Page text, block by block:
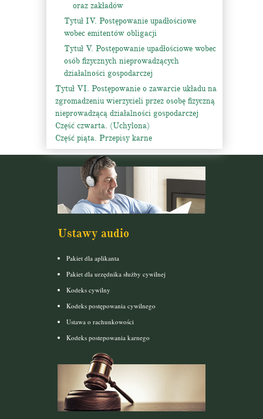
oraz zakładów
Tytuł IV. Postępowanie upadłościowe
wobec emitentów obligacji
Tytuł V. Postępowanie upadłościowe wobec
osób fizycznych nieprowadzących
działalności gospodarczej
Tytuł VI. Postępowanie o zawarcie układu na
zgromadzeniu wierzycieli przez osobę fizyczną
nieprowadzącą działalności gospodarczej
Część czwarta. (Uchylona)
Część piąta. Przepisy karne
Ustawy audio
Pakiet dla aplikanta
Pakiet dla urzędnika służby cywilnej
Kodeks cywilny
Kodeks postępowania cywilnego
Ustawa o rachunkowości
Kodeks postepowania karnego